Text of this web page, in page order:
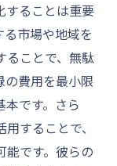
することは重要
市場や地域を
ることで、無駄
の費用を最小限
です。さら
することで、
能です。彼らの